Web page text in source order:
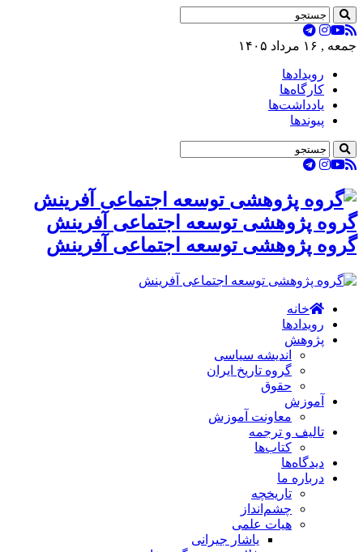
جمعه , ۱۶ مرداد ۱۴۰۵
رویدادها
کارگاه‌ها
یادداشت‌ها
پیوندها
گروه پژوهشی توسعه اجتماعی آفرینش
گروه پژوهشی توسعه اجتماعی آفرینش
خانه
رویدادها
پژوهش
اندیشه سیاسی
گروه تاریخ ایران
حقوق
آموزش
معاونت آموزش
تالیف و ترجمه
کتاب‌ها
دیدگاه‌ها
درباره ما
تاریخچه
چشم‌انداز
هیات علمی
یاشار جیرانی